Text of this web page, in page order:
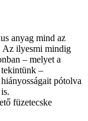
anyag mind az
Az ilyesmi mindig
– melyet a
tekintünk –
pótolva
füzetecske